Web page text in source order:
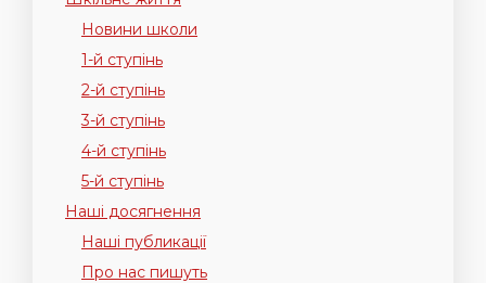
Новини школи
1-й ступінь
2-й ступінь
3-й ступінь
4-й ступінь
5-й ступінь
Наші досягнення
Наші публикації
Про нас пишуть